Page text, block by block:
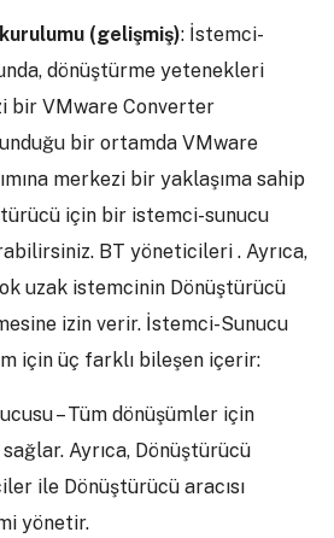
(gelişmiş): İstemci-
dönüştürme yetenekleri
bir VMware Converter
bir ortamda VMware
merkezi bir yaklaşıma sahip
için bir istemci-sunucu
BT yöneticileri . Ayrıca,
uzak istemcinin Dönüştürücü
izin verir. İstemci-Sunucu
için üç farklı bileşen içerir:
– Tüm dönüşümler için
Ayrıca, Dönüştürücü
ile Dönüştürücü aracısı
yönetir.